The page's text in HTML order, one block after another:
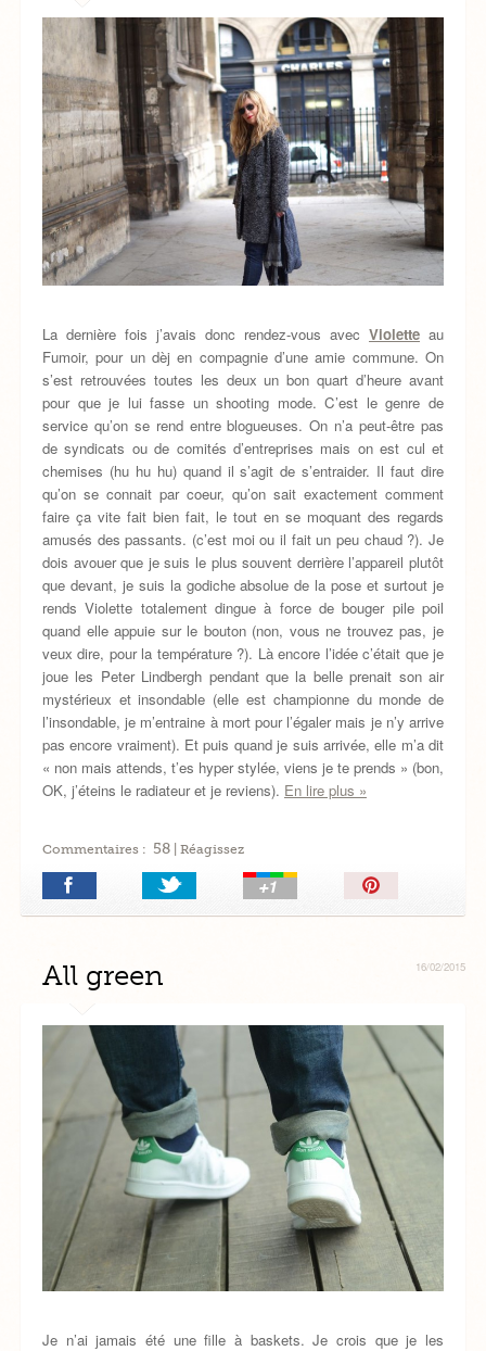
La dernière fois j’avais donc rendez-vous avecViolette au
Fumoir, pour un dèj en compagnie d’une amie commune. On
s’est retrouvées toutes les deux un bon quart d’heure avant
pour que je lui fasse un shooting mode. C’est le genre de
service qu’on se rend entre blogueuses. On n’a peut-être pas
de syndicats ou de comités d’entreprises mais on est cul et
chemises (hu hu hu) quand il s’agit de s’entraider. Il faut dire
qu’on se connait par coeur, qu’on sait exactement comment
faire ça vite fait bien fait, le tout en se moquant des regards
amusés des passants. (c’est moi ou il fait un peu chaud ?). Je
dois avouer que je suis le plus souvent derrière l’appareil plutôt
que devant, je suis la godiche absolue de la pose et surtout je
rends Violette totalement dingue à force de bouger pile poil
quand elle appuie sur le bouton (non, vous ne trouvez pas, je
veux dire, pour la température ?). Là encore l’idée c’était que je
joue les Peter Lindbergh pendant que la belle prenait son air
mystérieux et insondable (elle est championne du monde de
l’insondable, je m’entraine à mort pour l’égaler mais je n’y arrive
pas encore vraiment). Et puis quand je suis arrivée, elle m’a dit
« non mais attends, t’es hyper stylée, viens je te prends » (bon,
OK, j’éteins le radiateur et je reviens). En lire plus »
Commentaires : 58| Réagissez
Épingler!
16/02/2015
All green
Je n’ai jamais été une fille à baskets. Je crois que je les